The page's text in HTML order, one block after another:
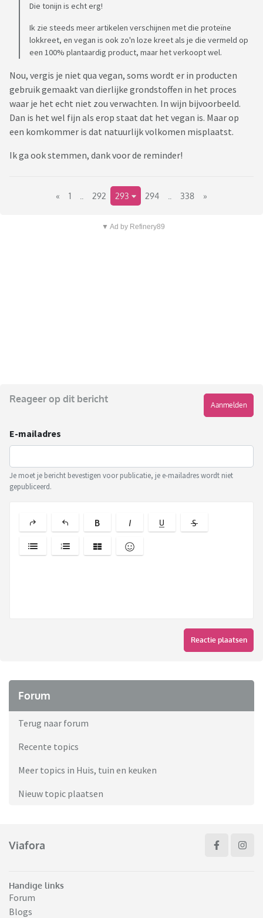
Die tonijn is echt erg!
Ik zie steeds meer artikelen verschijnen met die proteïne
lokkreet, en vegan is ook zo'n loze kreet als je die vermeld op
een 100% plantaardig product, maar het verkoopt wel.
Nou, vergis je niet qua vegan, soms wordt er in producten
gebruik gemaakt van dierlijke grondstoffen in het proces
waar je het echt niet zou verwachten. In wijn bijvoorbeeld.
Dan is het wel fijn als erop staat dat het vegan is. Maar op
een komkommer is dat natuurlijk volkomen misplaatst.
Ik ga ook stemmen, dank voor de reminder!
« 1 292 293 294 338 »
▼ Ad by Refinery89
Reageer op dit bericht
Aanmelden
E-mailadres
Je moet je bericht bevestigen voor publicatie, je e-mailadres wordt niet
gepubliceerd.
Reactie plaatsen
Forum
Terug naar forum
Recente topics
Meer topics in Huis, tuin en keuken
Nieuw topic plaatsen
Viafora
Handige links
Forum
Blogs